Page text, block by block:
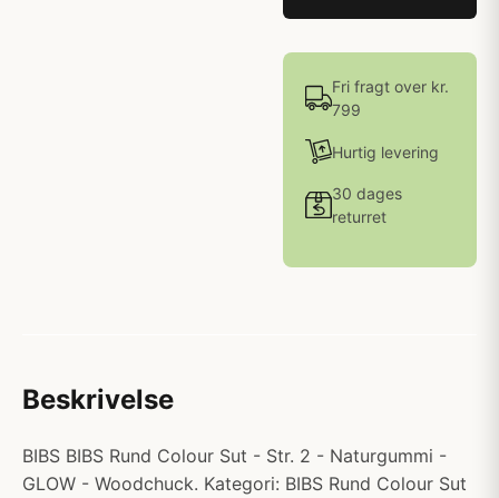
Fri fragt over kr.
799
Hurtig levering
30 dages
returret
Beskrivelse
BIBS BIBS Rund Colour Sut - Str. 2 - Naturgummi -
GLOW - Woodchuck. Kategori: BIBS Rund Colour Sut